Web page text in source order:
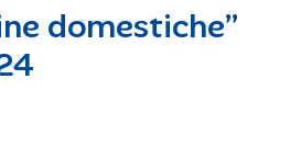
domestiche”